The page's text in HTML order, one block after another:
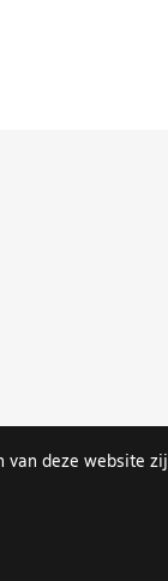
van deze website